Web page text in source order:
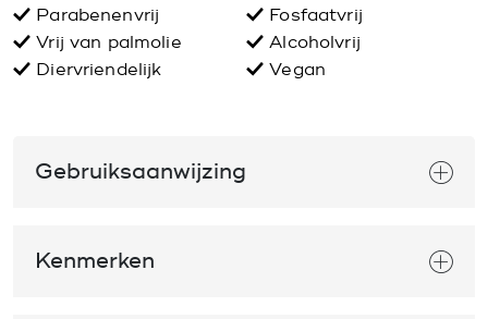
Parabenenvrij
Fosfaatvrij
Vrij van palmolie
Alcoholvrij
Diervriendelijk
Vegan
Gebruiksaanwijzing
Kenmerken